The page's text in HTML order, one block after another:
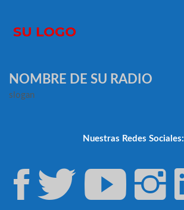
NOMBRE DE SU RADIO
slogan
Nuestras Redes Sociales: